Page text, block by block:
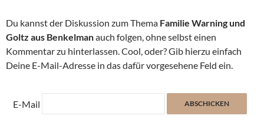
Du kannst der Diskussion zum Thema Familie Warning und
Goltz aus Benkelmanauch folgen, ohne selbst einen
Kommentar zu hinterlassen. Cool, oder? Gib hierzu einfach
Deine E-Mail-Adresse in das dafür vorgesehene Feld ein.
E-Mail